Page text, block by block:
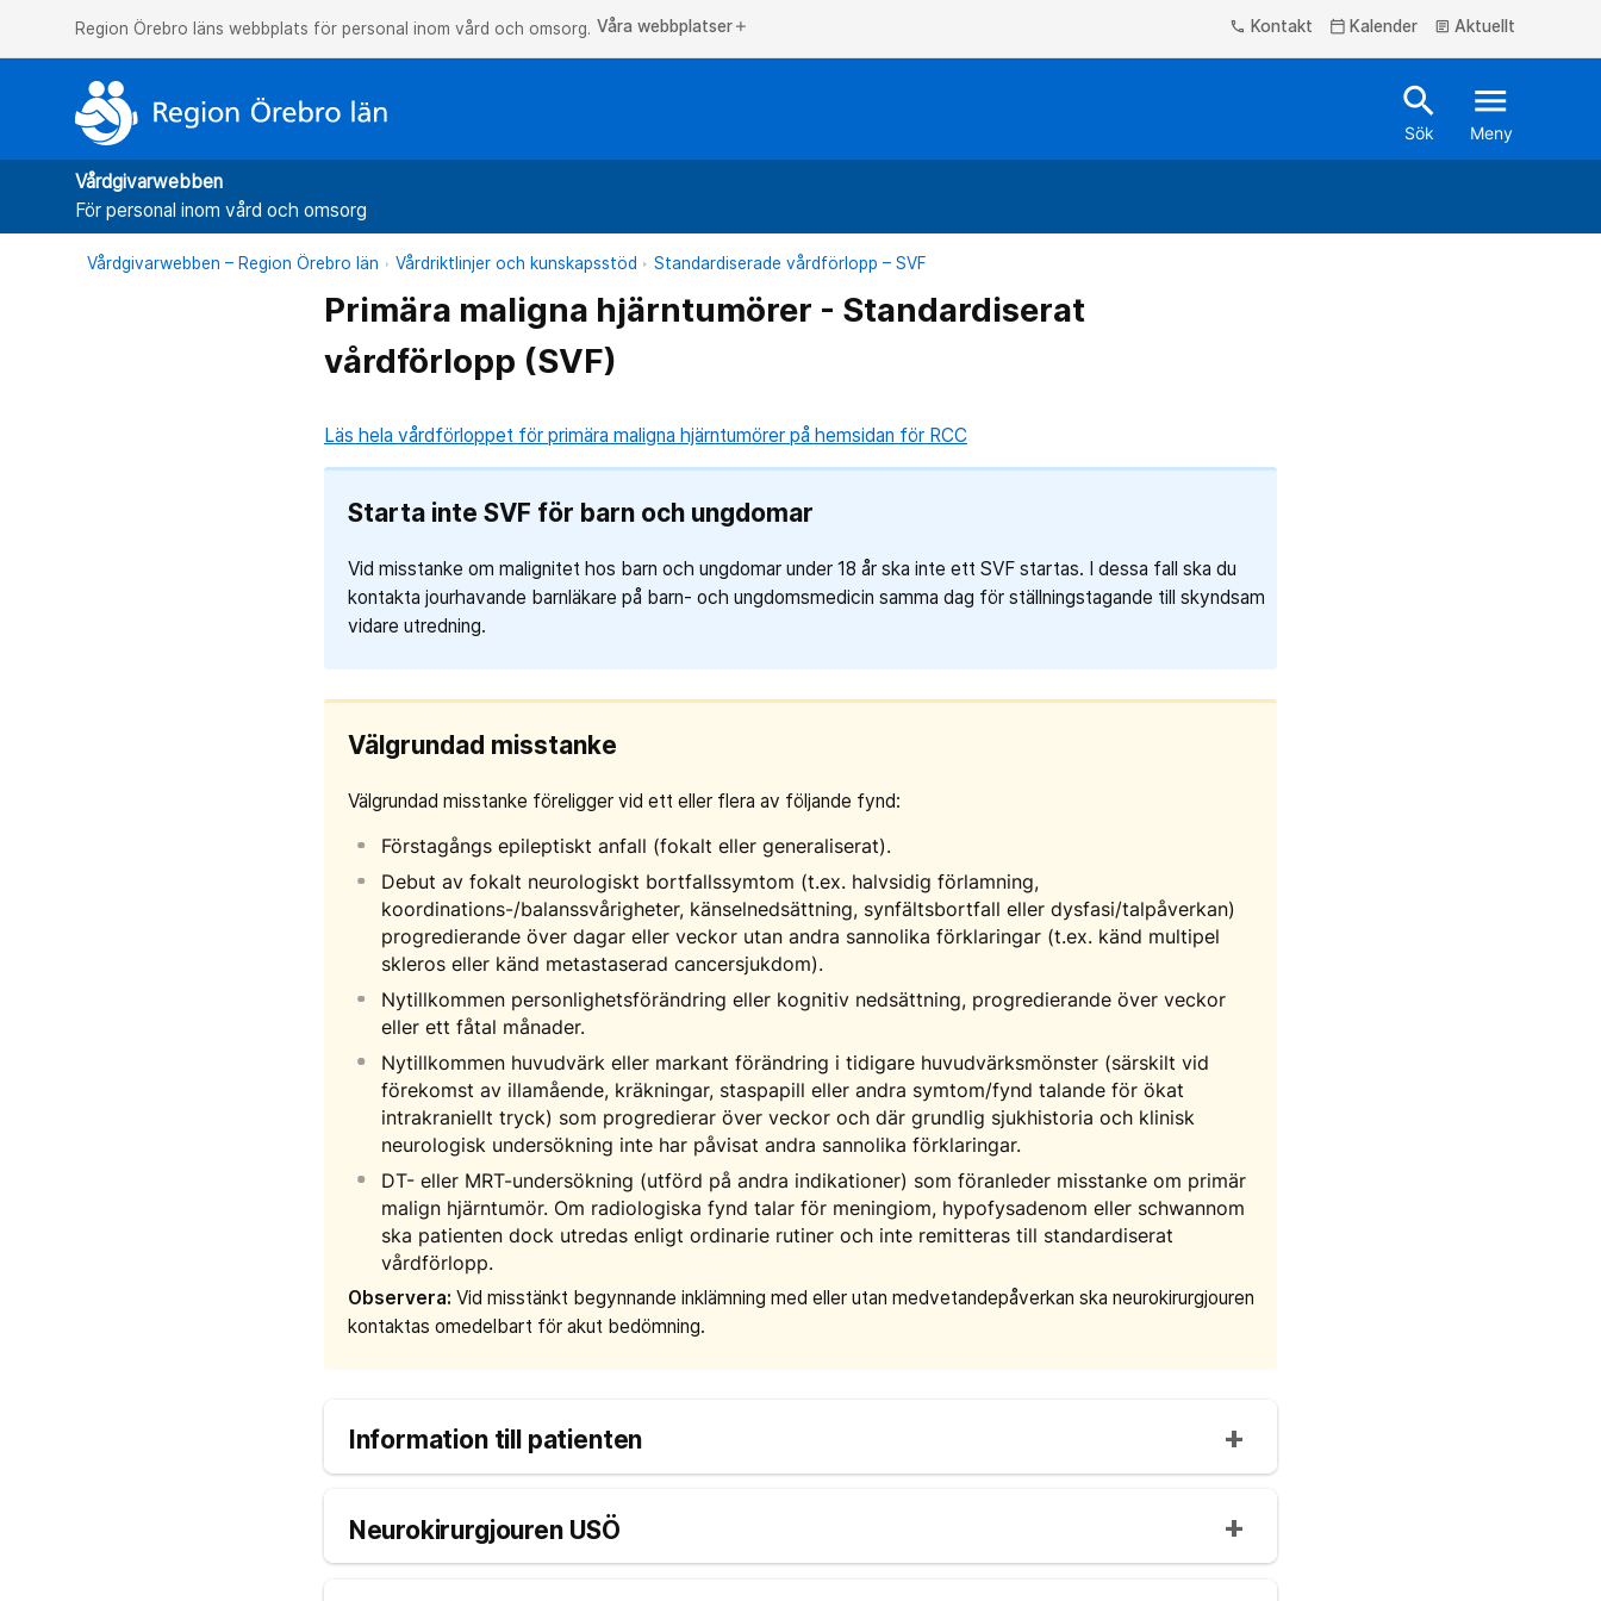
Region Örebro läns webbplats för personal inom vård och omsorg. Våra webbplatser add phone Kontakt calendar_today Kalender article Aktuellt
search
Sök
menu
Meny
Vårdgivarwebben
För personal inom vård och omsorg
Vårdgivarwebben – Region Örebro län Vårdriktlinjer och kunskapsstöd Standardiserade vårdförlopp – SVF
Primära maligna hjärntumörer - Standardiserat
vårdförlopp (SVF)
Läs hela vårdförloppet för primära maligna hjärntumörer på hemsidan för RCC
Starta inte SVF för barn och ungdomar
Vid misstanke om malignitet hos barn och ungdomar under 18 år ska inte ett SVF startas. I dessa fall ska du
kontakta jourhavande barnläkare på barn- och ungdomsmedicin samma dag för ställningstagande till skyndsam
vidare utredning.
Välgrundad misstanke
Välgrundad misstanke föreligger vid ett eller flera av följande fynd:
Förstagångs epileptiskt anfall (fokalt eller generaliserat).
Debut av fokalt neurologiskt bortfallssymtom (t.ex. halvsidig förlamning,
koordinations-/balanssvårigheter, känselnedsättning, synfältsbortfall eller dysfasi/talpåverkan)
progredierande över dagar eller veckor utan andra sannolika förklaringar (t.ex. känd multipel
skleros eller känd metastaserad cancersjukdom).
Nytillkommen personlighetsförändring eller kognitiv nedsättning, progredierande över veckor
eller ett fåtal månader.
Nytillkommen huvudvärk eller markant förändring i tidigare huvudvärksmönster (särskilt vid
förekomst av illamående, kräkningar, staspapill eller andra symtom/fynd talande för ökat
intrakraniellt tryck) som progredierar över veckor och där grundlig sjukhistoria och klinisk
neurologisk undersökning inte har påvisat andra sannolika förklaringar.
DT- eller MRT-undersökning (utförd på andra indikationer) som föranleder misstanke om primär
malign hjärntumör. Om radiologiska fynd talar för meningiom, hypofysadenom eller schwannom
ska patienten dock utredas enligt ordinarie rutiner och inte remitteras till standardiserat
vårdförlopp.
Observera: Vid misstänkt begynnande inklämning med eller utan medvetandepåverkan ska neurokirurgjouren
kontaktas omedelbart för akut bedömning.
Information till patienten
Neurokirurgjouren USÖ